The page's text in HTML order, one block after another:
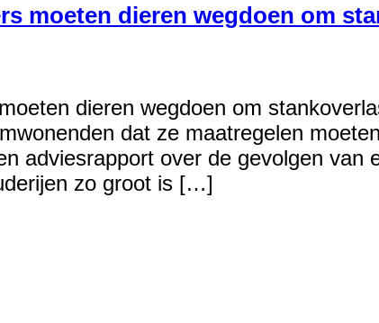
moeten dieren wegdoen om
dieren wegdoen om
dat ze maatregelen
adviesrapport over de gevolgen
zo groot is […]